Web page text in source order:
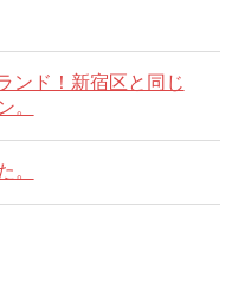
ンド！新宿区と同じ
。
。